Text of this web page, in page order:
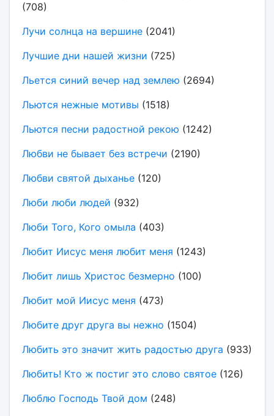
(708)
Лучи солнца на вершине(2041)
Лучшие дни нашей жизни (725)
Льется синий вечер над землею (2694)
Льются нежные мотивы (1518)
Льются песни радостной рекою (1242)
Любви не бывает без встречи (2190)
Любви святой дыханье(120)
Люби люби людей (932)
Люби Того, Кого омыла (403)
Любит Иисус меня любит меня (1243)
Любит лишь Христос безмерно (100)
Любит мой Иисус меня (473)
Любите друг друга вы нежно (1504)
Любить это значит жить радостью друга (933)
Любить! Кто ж постиг это слово святое(126)
Люблю Господь Твой дом (248)